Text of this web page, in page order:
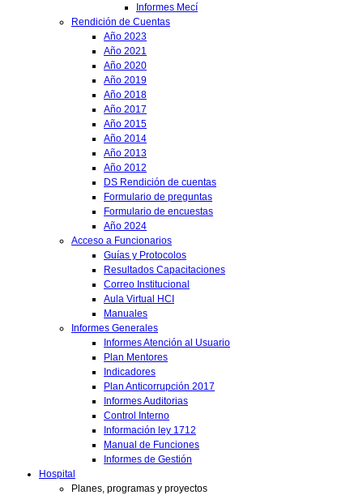
Informes Mecí
Rendición de Cuentas
Año 2023
Año 2021
Año 2020
Año 2019
Año 2018
Año 2017
Año 2015
Año 2014
Año 2013
Año 2012
DS Rendición de cuentas
Formulario de preguntas
Formulario de encuestas
Año 2024
Acceso a Funcionarios
Guías y Protocolos
Resultados Capacitaciones
Correo Institucional
Aula Virtual HCI
Manuales
Informes Generales
Informes Atención al Usuario
Plan Mentores
Indicadores
Plan Anticorrupción 2017
Informes Auditorias
Control Interno
Información ley 1712
Manual de Funciones
Informes de Gestión
Hospital
Planes, programas y proyectos